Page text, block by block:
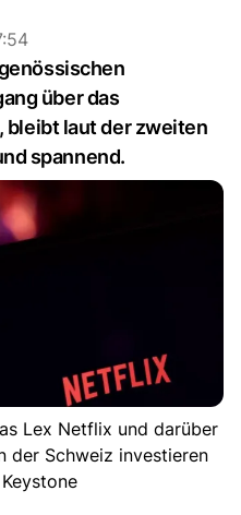
über das
bleibt laut der zweiten
spannend.
Lex Netflix und darüber
der Schweiz investieren